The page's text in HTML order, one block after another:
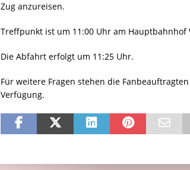
Zug anzureisen.
Treffpunkt ist um 11:00 Uhr am Hauptbahnhof
Die Abfahrt erfolgt um 11:25 Uhr.
Für weitere Fragen stehen die
Verfügung.